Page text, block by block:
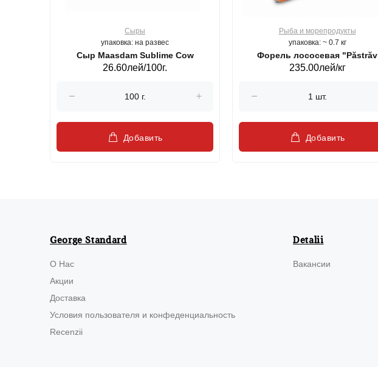
Сыры
упаковка: на развес
Сыр Maasdam Sublime Cow
26.60лей/100г.
Добавить
Рыба и морепродукты
упаковка: ~ 0.7 кг
Форель лососевая "Păstrăv
Moldovenesc"
235.00лей/кг
Добавить
George Standard
О Нас
Акции
Доставка
Условия пользователя и конфеденциальность
Recenzii
Detalii
Вакансии